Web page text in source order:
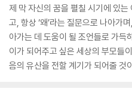
제 막 자신의 꿈을 펼칠 시기에 있
고, 항상 ‘왜’라는 질문으로 나아가
아가는 데 도움이 될 조언들로 가득
이가 되어주고 싶은 세상의 부모들
음의 유산을 전할 계기가 되어줄 것